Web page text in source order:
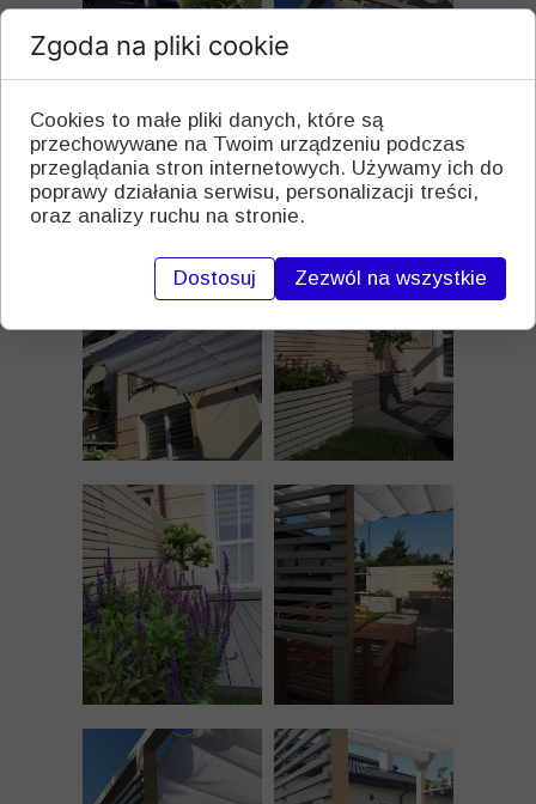
Zgoda na pliki cookie
Cookies to małe pliki danych, które są
przechowywane na Twoim urządzeniu podczas
przeglądania stron internetowych. Używamy ich do
poprawy działania serwisu, personalizacji treści,
oraz analizy ruchu na stronie.
Dostosuj Zezwól na wszystkie